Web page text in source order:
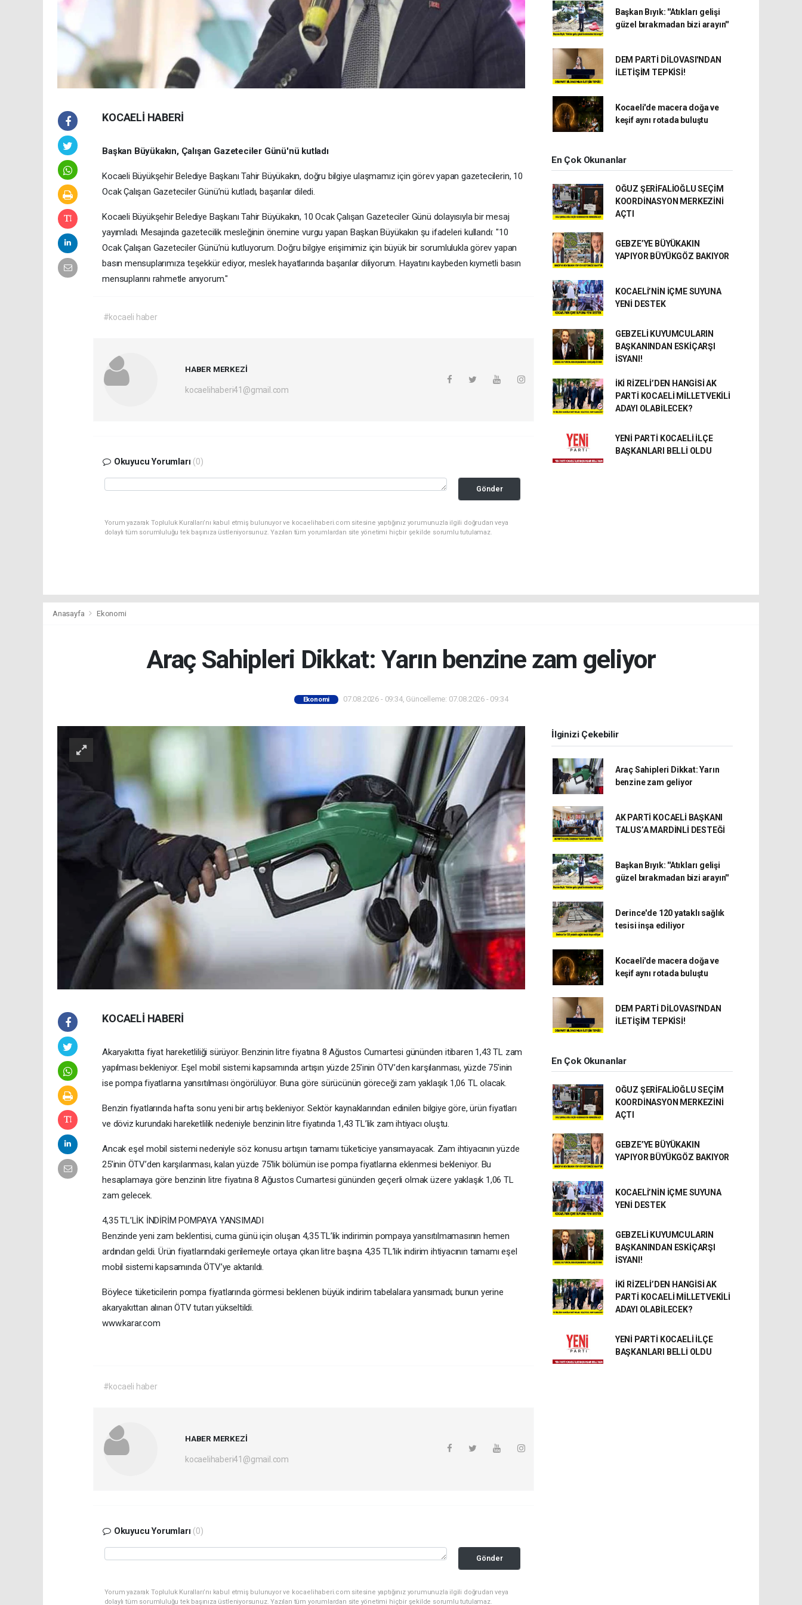
KOCAELİ HABERİ
Başkan Büyükakın, Çalışan Gazeteciler Günü'nü kutladı
Kocaeli Büyükşehir Belediye Başkanı Tahir Büyükakın, doğru bilgiye ulaşmamız için görev yapan gazetecilerin, 10
Ocak Çalışan Gazeteciler Günü’nü kutladı, başarılar diledi.
Kocaeli Büyükşehir Belediye Başkanı Tahir Büyükakın, 10 Ocak Çalışan Gazeteciler Günü dolayısıyla bir mesaj
yayımladı. Mesajında gazetecilik mesleğinin önemine vurgu yapan Başkan Büyükakın şu ifadeleri kullandı: "10
Ocak Çalışan Gazeteciler Günü’nü kutluyorum. Doğru bilgiye erişimimiz için büyük bir sorumlulukla görev yapan
basın mensuplarımıza teşekkür ediyor, meslek hayatlarında başarılar diliyorum. Hayatını kaybeden kıymetli basın
mensuplarını rahmetle anıyorum."
#kocaeli haber
HABER MERKEZİ
kocaelihaberi41@gmail.com
Okuyucu Yorumları (0)
Gönder
Yorum yazarak Topluluk Kuralları’nı kabul etmiş bulunuyor ve kocaelihaberi.com sitesine yaptığınız yorumunuzla ilgili doğrudan veya
dolaylı tüm sorumluluğu tek başınıza üstleniyorsunuz. Yazılan tüm yorumlardan site yönetimi hiçbir şekilde sorumlu tutulamaz.
Başkan Bıyık: ''Atıkları gelişi
güzel bırakmadan bizi arayın''
DEM PARTİ DİLOVASI'NDAN
İLETİŞİM TEPKİSİ!
Kocaeli'de macera doğa ve
keşif aynı rotada buluştu
En Çok Okunanlar
OĞUZ ŞERİFALİOĞLU SEÇİM
KOORDİNASYON MERKEZİNİ
AÇTI
GEBZE’YE BÜYÜKAKIN
YAPIYOR BÜYÜKGÖZ BAKIYOR
KOCAELİ’NİN İÇME SUYUNA
YENİ DESTEK
GEBZELİ KUYUMCULARIN
BAŞKANINDAN ESKİÇARŞI
İSYANI!
İKİ RİZELİ’DEN HANGİSİ AK
PARTİ KOCAELİ MİLLETVEKİLİ
ADAYI OLABİLECEK?
YENİ PARTİ KOCAELİ İLÇE
BAŞKANLARI BELLİ OLDU
Anasayfa Ekonomi
Araç Sahipleri Dikkat: Yarın benzine zam geliyor
Ekonomi 07.08.2026 - 09:34, Güncelleme: 07.08.2026 - 09:34
KOCAELİ HABERİ
Akaryakıtta fiyat hareketliliği sürüyor. Benzinin litre fiyatına 8 Ağustos Cumartesi gününden itibaren 1,43 TL zam
yapılması bekleniyor. Eşel mobil sistemi kapsamında artışın yüzde 25’inin ÖTV’den karşılanması, yüzde 75’inin
ise pompa fiyatlarına yansıtılması öngörülüyor. Buna göre sürücünün göreceği zam yaklaşık 1,06 TL olacak.
Benzin fiyatlarında hafta sonu yeni bir artış bekleniyor. Sektör kaynaklarından edinilen bilgiye göre, ürün fiyatları
ve döviz kurundaki hareketlilik nedeniyle benzinin litre fiyatında 1,43 TL’lik zam ihtiyacı oluştu.
Ancak eşel mobil sistemi nedeniyle söz konusu artışın tamamı tüketiciye yansımayacak. Zam ihtiyacının yüzde
25’inin ÖTV’den karşılanması, kalan yüzde 75’lik bölümün ise pompa fiyatlarına eklenmesi bekleniyor. Bu
hesaplamaya göre benzinin litre fiyatına 8 Ağustos Cumartesi gününden geçerli olmak üzere yaklaşık 1,06 TL
zam gelecek.
4,35 TL’LİK İNDİRİM POMPAYA YANSIMADI
Benzinde yeni zam beklentisi, cuma günü için oluşan 4,35 TL’lik indirimin pompaya yansıtılmamasının hemen
ardından geldi. Ürün fiyatlarındaki gerilemeyle ortaya çıkan litre başına 4,35 TL’lik indirim ihtiyacının tamamı eşel
mobil sistemi kapsamında ÖTV’ye aktarıldı.
Böylece tüketicilerin pompa fiyatlarında görmesi beklenen büyük indirim tabelalara yansımadı; bunun yerine
akaryakıttan alınan ÖTV tutarı yükseltildi.
www.karar.com
#kocaeli haber
HABER MERKEZİ
kocaelihaberi41@gmail.com
Okuyucu Yorumları (0)
Gönder
Yorum yazarak Topluluk Kuralları’nı kabul etmiş bulunuyor ve kocaelihaberi.com sitesine yaptığınız yorumunuzla ilgili doğrudan veya
dolaylı tüm sorumluluğu tek başınıza üstleniyorsunuz. Yazılan tüm yorumlardan site yönetimi hiçbir şekilde sorumlu tutulamaz.
İlginizi Çekebilir
Araç Sahipleri Dikkat: Yarın
benzine zam geliyor
AK PARTİ KOCAELİ BAŞKANI
TALUS’A MARDİNLİ DESTEĞİ
Başkan Bıyık: ''Atıkları gelişi
güzel bırakmadan bizi arayın''
Derince'de 120 yataklı sağlık
tesisi inşa ediliyor
Kocaeli'de macera doğa ve
keşif aynı rotada buluştu
DEM PARTİ DİLOVASI'NDAN
İLETİŞİM TEPKİSİ!
En Çok Okunanlar
OĞUZ ŞERİFALİOĞLU SEÇİM
KOORDİNASYON MERKEZİNİ
AÇTI
GEBZE’YE BÜYÜKAKIN
YAPIYOR BÜYÜKGÖZ BAKIYOR
KOCAELİ’NİN İÇME SUYUNA
YENİ DESTEK
GEBZELİ KUYUMCULARIN
BAŞKANINDAN ESKİÇARŞI
İSYANI!
İKİ RİZELİ’DEN HANGİSİ AK
PARTİ KOCAELİ MİLLETVEKİLİ
ADAYI OLABİLECEK?
YENİ PARTİ KOCAELİ İLÇE
BAŞKANLARI BELLİ OLDU